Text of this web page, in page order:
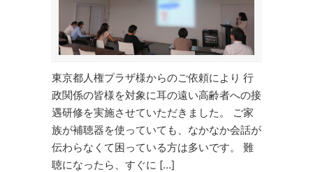
東京都人権プラザ様からのご依頼により 行
政関係の皆様を対象に耳の遠い高齢者への接
遇研修を実施させていただきました。 ご家
族が補聴器を使っていても、なかなか会話が
伝わらなくて困っている方は多いです。 難
聴になったら、すぐに […]